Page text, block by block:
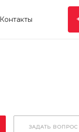
Контакты
ЗАДАТЬ ВОПРОС